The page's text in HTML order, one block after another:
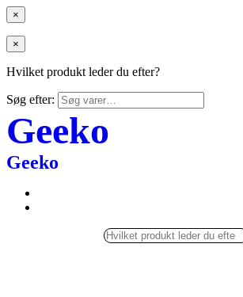
×
×
Hvilket produkt leder du efter?
Søg efter:
Geeko
Geeko